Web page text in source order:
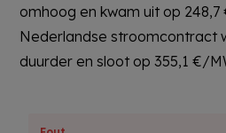
omhoog en kwam uit op
Nederlandse stroomcontract
duurder en sloot op 355,1 €/